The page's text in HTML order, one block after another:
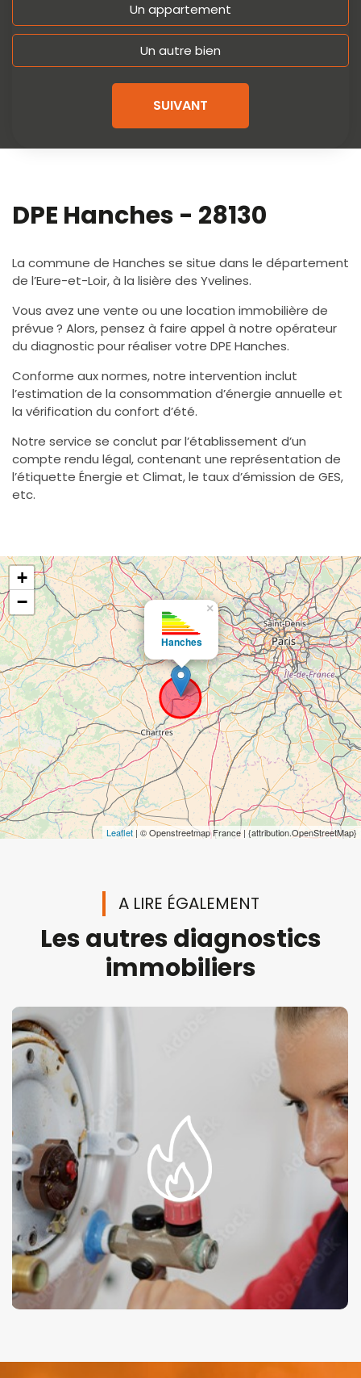
Un appartement
Un autre bien
SUIVANT
DPE Hanches - 28130
La commune de Hanches se situe dans le département
de l’Eure-et-Loir, à la lisière des Yvelines.
Vous avez une vente ou une location immobilière de
prévue ? Alors, pensez à faire appel à notre opérateur
du diagnostic pour réaliser votre DPE Hanches.
Conforme aux normes, notre intervention inclut
l’estimation de la consommation d’énergie annuelle et
la vérification du confort d’été.
Notre service se conclut par l’établissement d’un
compte rendu légal, contenant une représentation de
l’étiquette Énergie et Climat, le taux d’émission de GES,
etc.
Hanches
×
+
−
Leaflet | © Openstreetmap France | {attribution.OpenStreetMap}
A LIRE ÉGALEMENT
Les autres diagnostics
immobiliers